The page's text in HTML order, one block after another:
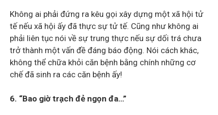
Không ai phải đứng ra kêu gọi xây dựng một xã hội tử
tế nếu xã hội ấy đã thực sự tử tế. Cũng như không ai
phải liên tục nói về sự trung thực nếu sự dối trá chưa
trở thành một vấn đề đáng báo động. Nói cách khác,
không thể chữa khỏi căn bệnh bằng chính những cơ
chế đã sinh ra các căn bệnh ấy!
6. “Bao giờ trạch đẻ ngọn đa…”